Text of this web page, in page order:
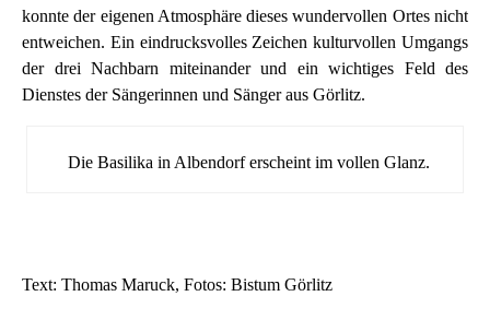
konnte der eigenen Atmosphäre dieses wundervollen Ortes nicht
entweichen. Ein eindrucksvolles Zeichen kulturvollen Umgangs
der drei Nachbarn miteinander und ein wichtiges Feld des
Dienstes der Sängerinnen und Sänger aus Görlitz.
Die Basilika in Albendorf erscheint im vollen Glanz.
Text: Thomas Maruck, Fotos: Bistum Görlitz